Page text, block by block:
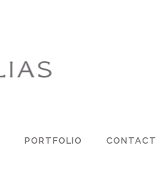
PORTFOLIO CONTACT